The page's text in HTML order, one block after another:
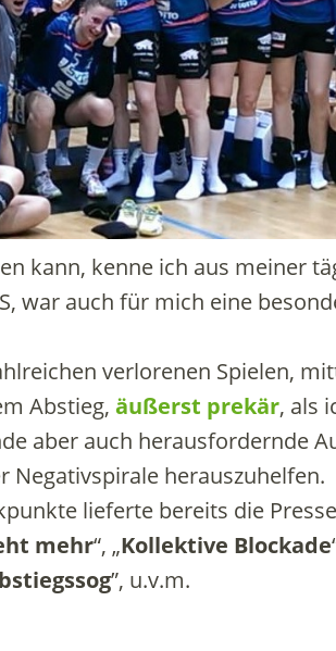
kann, kenne ich aus meiner
war auch für mich eine
verlorenen Spielen,
Abstieg, äußerst prekär, als
aber auch herausfordernde
Negativspirale herauszuhelfen.
lieferte bereits die
mehr“, „Kollektive Blockade
”, u.v.m.